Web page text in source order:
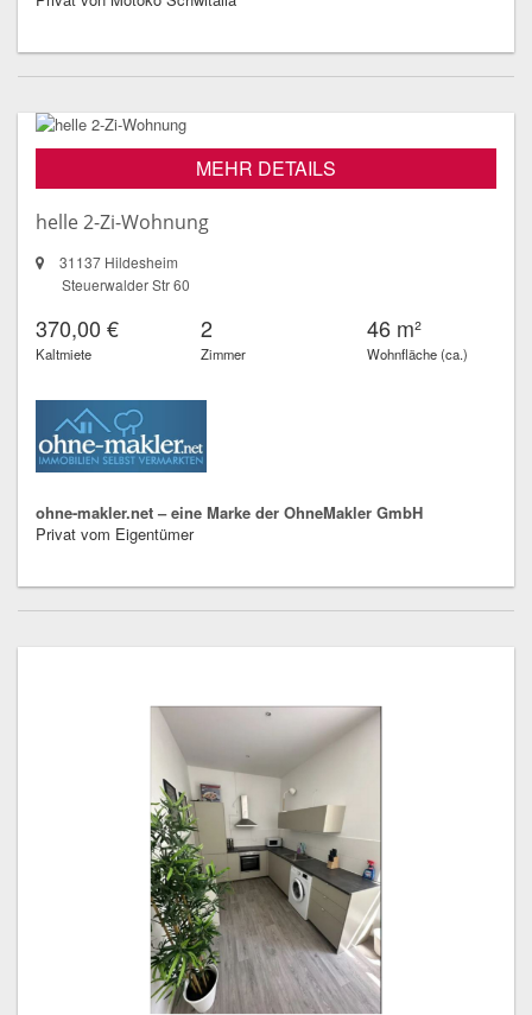
MEHR DETAILS
helle 2-Zi-Wohnung
31137 Hildesheim
Steuerwalder Str 60
370,00 €
Kaltmiete
2
Zimmer
46 m²
Wohnfläche (ca.)
ohne-makler.net – eine Marke der OhneMakler GmbH
Privat vom Eigentümer